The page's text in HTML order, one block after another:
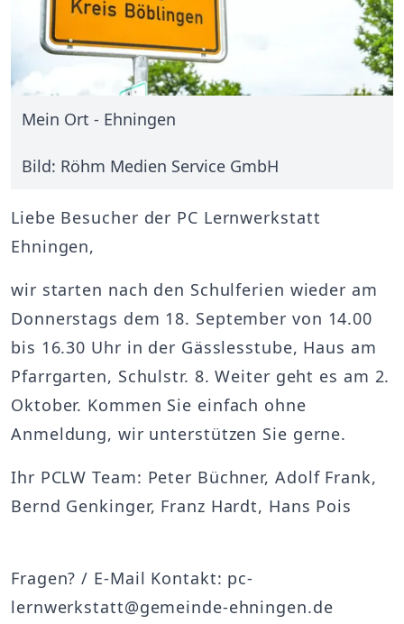
Mein Ort - Ehningen
Bild: Röhm Medien Service GmbH
Liebe Besucher der PC Lernwerkstatt
Ehningen,
wir starten nach den Schulferien wieder am
Donnerstags dem 18. September von 14.00
bis 16.30 Uhr in der Gässlesstube, Haus am
Pfarrgarten, Schulstr. 8. Weiter geht es am 2.
Oktober. Kommen Sie einfach ohne
Anmeldung, wir unterstützen Sie gerne.
Ihr PCLW Team: Peter Büchner, Adolf Frank,
Bernd Genkinger, Franz Hardt, Hans Pois
Fragen? / E-Mail Kontakt: pc-
lernwerkstatt@gemeinde-ehningen.de